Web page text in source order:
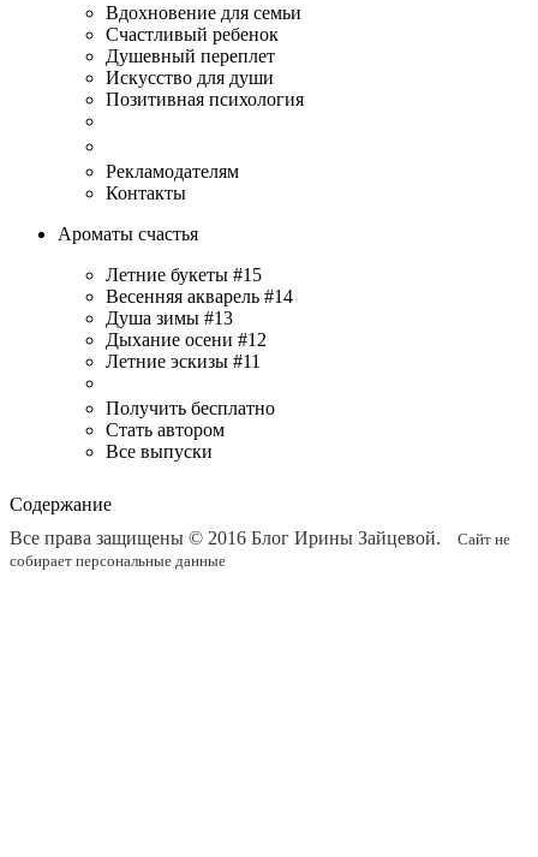
Вдохновение для семьи
Счастливый ребенок
Душевный переплет
Искусство для души
Позитивная психология
Рекламодателям
Контакты
Ароматы счастья
Летние букеты #15
Весенняя акварель #14
Душа зимы #13
Дыхание осени #12
Летние эскизы #11
Получить бесплатно
Стать автором
Все выпуски
Содержание
Все права защищены © 2016 Блог Ирины Зайцевой.
Сайт не
собирает персональные данные